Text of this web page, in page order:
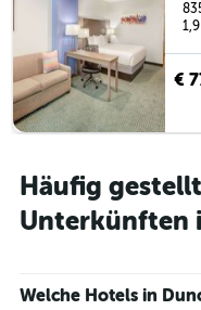
€
Häufig
Unterkünften
Welche Hotels in